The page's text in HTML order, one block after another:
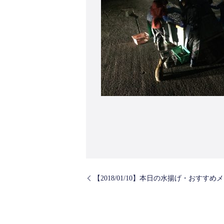
【2018/01/10】本日の水揚げ・おすすめ